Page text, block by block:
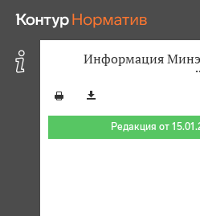
Информация
Редакция от